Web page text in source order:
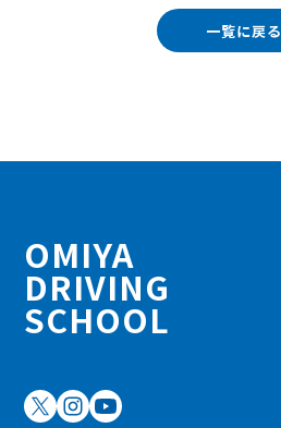
一覧に戻る
OMIYA
DRIVING
SCHOOL